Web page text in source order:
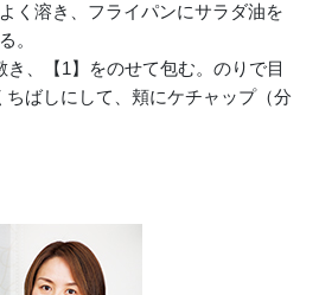
く溶き、フライパンにサラダ油を
。
き、【1】をのせて包む。のりで目
ちばしにして、頬にケチャップ（分